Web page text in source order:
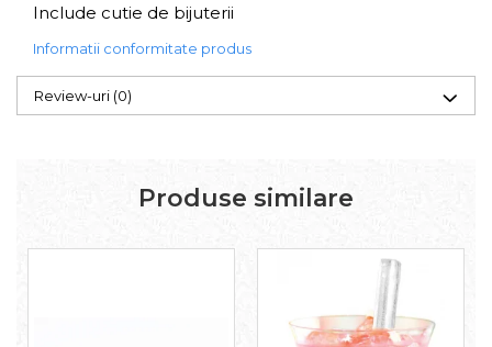
Include cutie de bijuterii
Informatii conformitate produs
Review-uri (0)
Produse similare